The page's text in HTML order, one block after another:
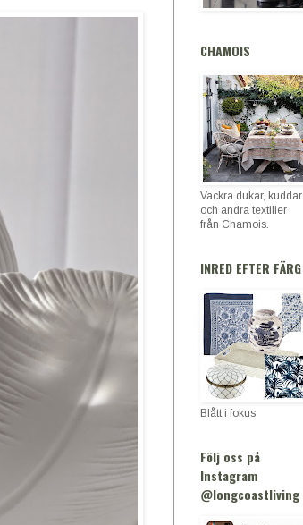
CHAMOIS
Vackra dukar, kuddar
och andra textilier
från Chamois.
INRED EFTER FÄRG
Blått i fokus
Följ oss på
Instagram
@longcoastliving